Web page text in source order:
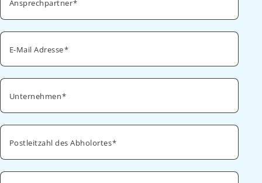
Ansprechpartner
E-Mail Adresse
Unternehmen
Postleitzahl des Abholortes